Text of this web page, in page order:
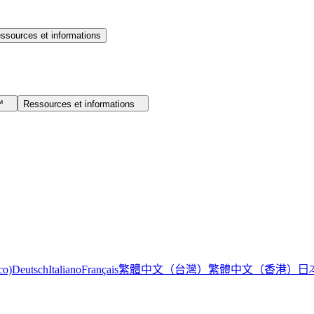
et informations
Ressources et informations
DeutschItalianoFrançais繁體中文（台灣） 繁體中文（香港） 日